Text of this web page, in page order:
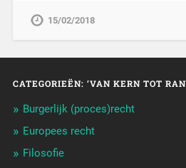
15/02/2018
CATEGORIEËN: ‘VAN KERN TOT
Burgerlijk (proces)recht
Europees recht
Filosofie